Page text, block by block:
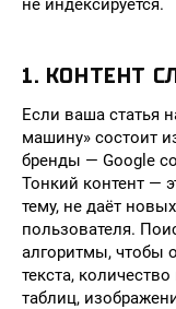
не индексируется.
1. КОНТЕНТ
Если ваша статья
машину» состоит
бренды — Google
Тонкий контент —
тему, не даёт
пользователя.
алгоритмы, чтобы
текста,
таблиц,